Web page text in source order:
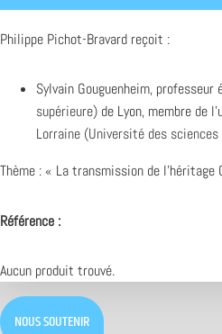
Philippe Pichot-Bravard reçoit :
Sylvain Gouguenheim, professeur
supérieure) de Lyon, membre de
Lorraine (Université des
Thème : « La transmission de l’héritage
Référence :
Aucun produit trouvé.
NOUS SOUTENIR